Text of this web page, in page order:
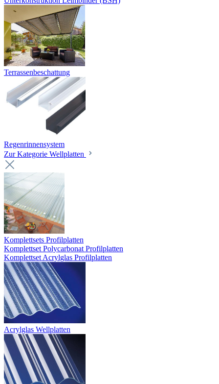
Terrassenbeschattung
Regenrinnensystem
Zur Kategorie Wellplatten
Komplettsets Profilplatten
Komplettset Polycarbonat Profilplatten
Komplettset Acrylglas Profilplatten
Acrylglas Wellplatten